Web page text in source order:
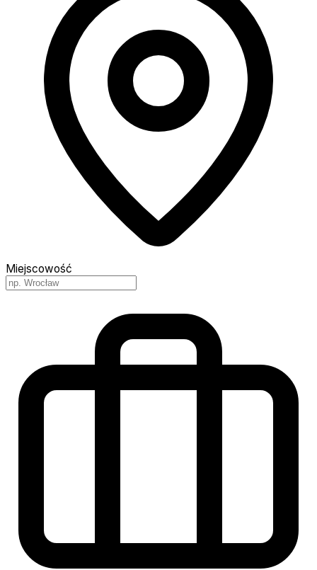
Miejscowość